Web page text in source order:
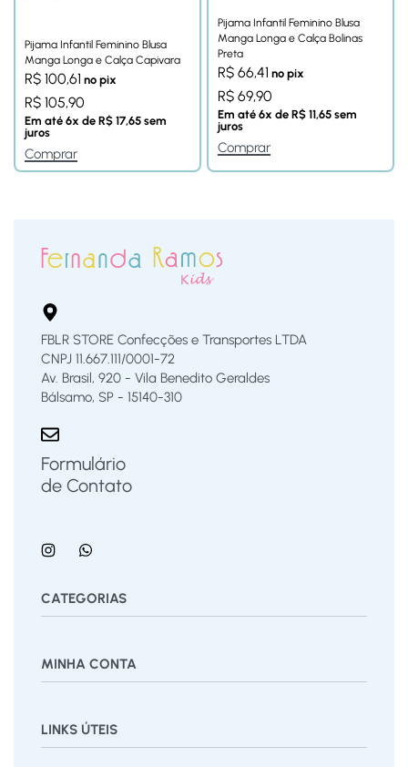
Pijama Infantil Feminino Blusa
Manga Longa e Calça Capivara
R$ 100,61 no pix
R$ 105,90
Em até 6x de R$ 17,65 sem
juros
Comprar
Pijama Infantil Feminino Blusa
Manga Longa e Calça Bolinas
Preta
R$ 66,41 no pix
R$ 69,90
Em até 6x de R$ 11,65 sem
juros
Comprar
FBLR STORE Confecções e Transportes LTDA
CNPJ 11.667.111/0001-72
Av. Brasil, 920 - Vila Benedito Geraldes
Bálsamo, SP - 15140-310
Formulário
de Contato
CATEGORIAS
Vestido
MINHA CONTA
Pedidos
LINKS ÚTEIS